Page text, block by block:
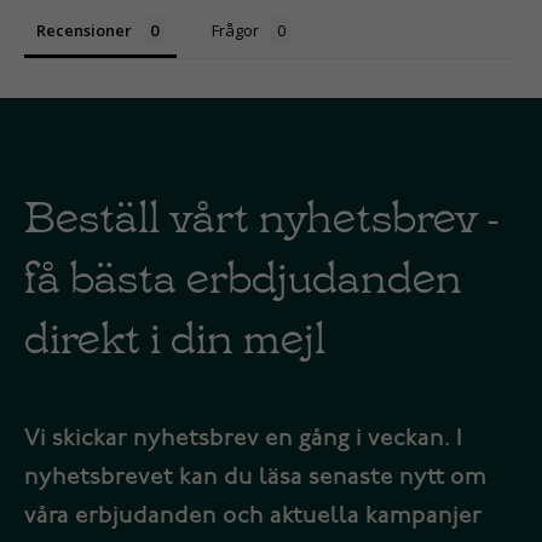
Recensioner Frågor
Beställ vårt nyhetsbrev -
få bästa erbdjudanden
direkt i din mejl
Vi skickar nyhetsbrev en gång i veckan. I
nyhetsbrevet kan du läsa senaste nytt om
våra erbjudanden och aktuella kampanjer